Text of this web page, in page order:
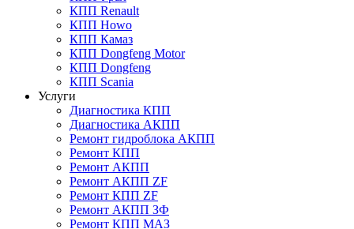
КПП Renault
КПП Howo
КПП Камаз
КПП Dongfeng Motor
КПП Dongfeng
КПП Scania
Услуги
Диагностика КПП
Диагностика АКПП
Ремонт гидроблока АКПП
Ремонт КПП
Ремонт АКПП
Ремонт АКПП ZF
Ремонт КПП ZF
Ремонт АКПП ЗФ
Ремонт КПП МАЗ